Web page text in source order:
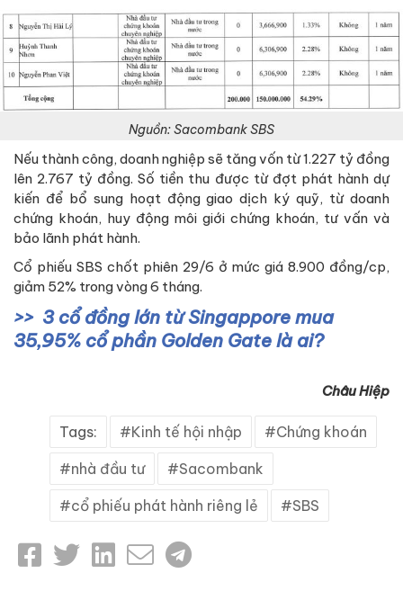
Nguồn: Sacombank SBS
Nếu thành công, doanh nghiệp sẽ tăng vốn từ 1.227 tỷ đồng
lên 2.767 tỷ đồng. Số tiền thu được từ đợt phát hành dự
kiến để bổ sung hoạt động giao dịch ký quỹ, từ doanh
chứng khoán, huy động môi giới chứng khoán, tư vấn và
bảo lãnh phát hành.
Cổ phiếu SBS chốt phiên 29/6 ở mức giá 8.900 đồng/cp,
giảm 52% trong vòng 6 tháng.
3 cổ đồng lớn từ Singappore mua
35,95% cổ phần Golden Gate là ai?
Châu Hiệp
Tags: Kinh tế hội nhập Chứng khoán
nhà đầu tư Sacombank
cổ phiếu phát hành riêng lẻ SBS